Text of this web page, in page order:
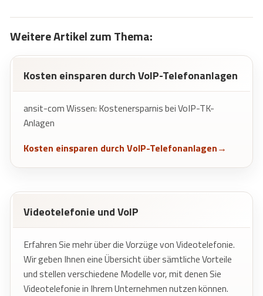
Weitere Artikel zum Thema:
Kosten einsparen durch VoIP-Telefonanlagen
ansit-com Wissen: Kostenersparnis bei VoIP-TK-
Anlagen
Kosten einsparen durch VoIP-Telefonanlagen
Videotelefonie und VoIP
Erfahren Sie mehr über die Vorzüge von Videotelefonie.
Wir geben Ihnen eine Übersicht über sämtliche Vorteile
und stellen verschiedene Modelle vor, mit denen Sie
Videotelefonie in Ihrem Unternehmen nutzen können.